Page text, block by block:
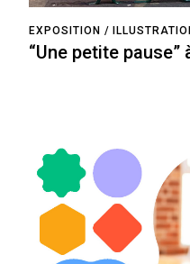
EXPOSITION
“Une petite pause”